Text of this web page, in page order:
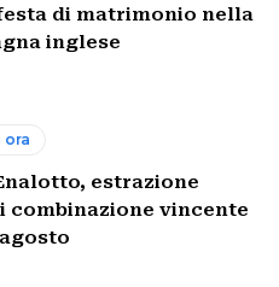
di matrimonio nella
inglese
ora
estrazione
combinazione vincente